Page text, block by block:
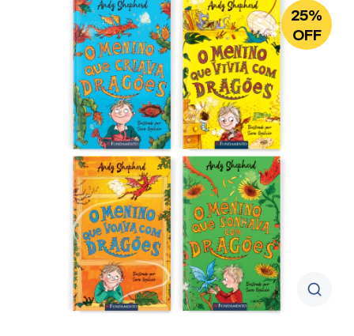
25%
OFF